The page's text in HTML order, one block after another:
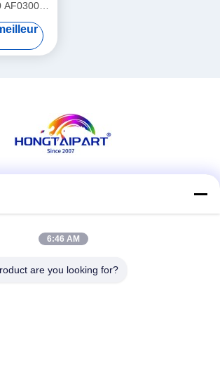
2060
3260
1350
6:46 AM
are you looking for?